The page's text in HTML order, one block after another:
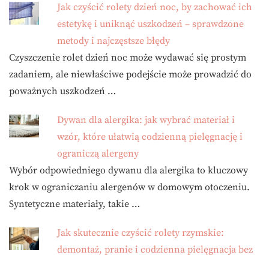
Jak czyścić rolety dzień noc, by zachować ich
estetykę i uniknąć uszkodzeń – sprawdzone
metody i najczęstsze błędy
Czyszczenie rolet dzień noc może wydawać się prostym
zadaniem, ale niewłaściwe podejście może prowadzić do
poważnych uszkodzeń …
Dywan dla alergika: jak wybrać materiał i
wzór, które ułatwią codzienną pielęgnację i
ograniczą alergeny
Wybór odpowiedniego dywanu dla alergika to kluczowy
krok w ograniczaniu alergenów w domowym otoczeniu.
Syntetyczne materiały, takie …
Jak skutecznie czyścić rolety rzymskie:
demontaż, pranie i codzienna pielęgnacja bez